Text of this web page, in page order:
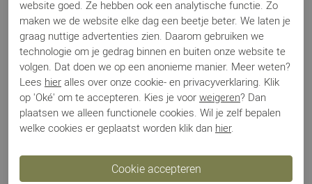
Betalen
Verzenden
Ruilen en retour
Gerelateerde producten
website goed. Ze hebben ook een analytische functie. Zo
maken we de website elke dag een beetje beter. We laten je
graag nuttige advertenties zien. Daarom gebruiken we
technologie om je gedrag binnen en buiten onze website te
volgen. Dat doen we op een anonieme manier. Meer weten?
Lees hier alles over onze cookie- en privacyverklaring. Klik
op 'Oké' om te accepteren. Kies je voor weigeren? Dan
plaatsen we alleen functionele cookies. Wil je zelf bepalen
welke cookies er geplaatst worden klik dan hier.